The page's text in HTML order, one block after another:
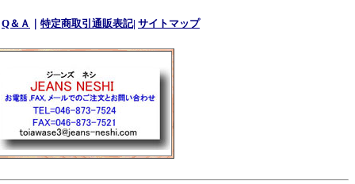
Q＆Ａ 特定商取引通販表記| サイトマップ